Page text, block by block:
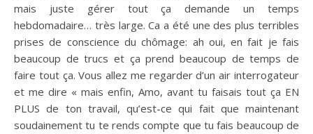
mais juste gérer tout ça demande un temps
hebdomadaire… très large. Ca a été une des plus terribles
prises de conscience du chômage: ah oui, en fait je fais
beaucoup de trucs et ça prend beaucoup de temps de
faire tout ça. Vous allez me regarder d’un air interrogateur
et me dire « mais enfin, Amo, avant tu faisais tout ça EN
PLUS de ton travail, qu’est-ce qui fait que maintenant
soudainement tu te rends compte que tu fais beaucoup de